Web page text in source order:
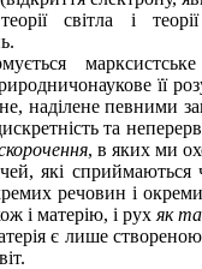
світла і
її
наділене певними
та
, в яких ми
які
речовин і
і матерію, і рух як
є лише